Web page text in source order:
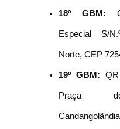
18º GBM:
Especial S/
Norte, CEP
19º GBM:
Praça